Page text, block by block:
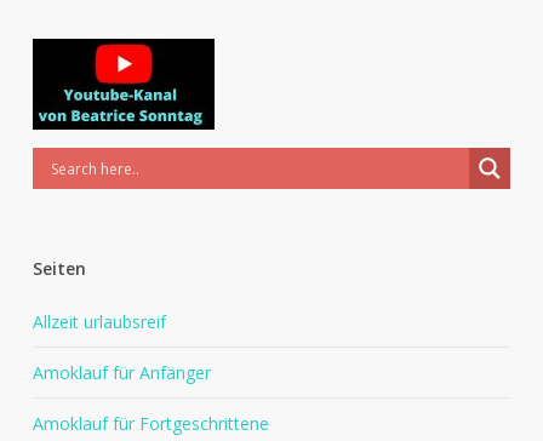
Seiten
Allzeit urlaubsreif
Amoklauf für Anfänger
Amoklauf für Fortgeschrittene